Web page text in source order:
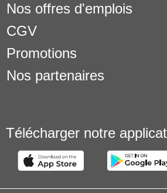
Nos offres d'emplois
CGV
Promotions
Nos partenaires
Télécharger notre